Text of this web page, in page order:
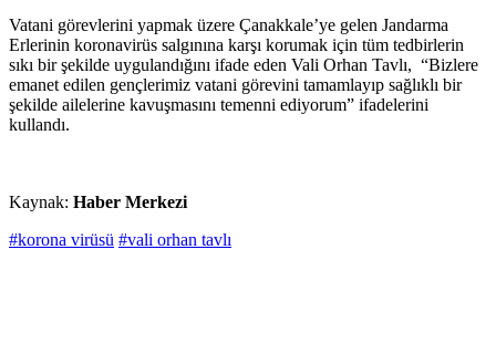
Vatani görevlerini yapmak üzere Çanakkale’ye gelen Jandarma
Erlerinin koronavirüs salgınına karşı korumak için tüm tedbirlerin
sıkı bir şekilde uygulandığını ifade eden Vali Orhan Tavlı, “Bizlere
emanet edilen gençlerimiz vatani görevini tamamlayıp sağlıklı bir
şekilde ailelerine kavuşmasını temenni ediyorum” ifadelerini
kullandı.
Kaynak: Haber Merkezi
#korona virüsü #vali orhan tavlı